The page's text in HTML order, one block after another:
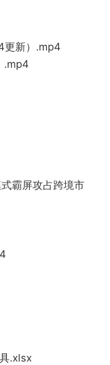
更新）.mp4
.mp4
霸屏攻占跨境市
.xlsx